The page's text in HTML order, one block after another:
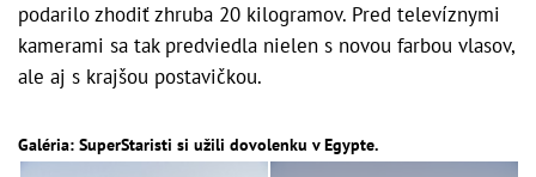
podarilo zhodiť zhruba 20 kilogramov. Pred televíznymi
kamerami sa tak predviedla nielen s novou farbou vlasov,
ale aj s krajšou postavičkou.
Galéria: SuperStaristi si užili dovolenku v Egypte.